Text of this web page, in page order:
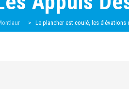
> Le plancher est coulé, les